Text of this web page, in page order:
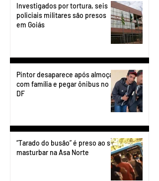
Investigados por tortura, seis
policiais militares são presos
em Goiás
Pintor desaparece após almoçar
com família e pegar ônibus no
DF
“Tarado do busão” é preso ao se
masturbar na Asa Norte